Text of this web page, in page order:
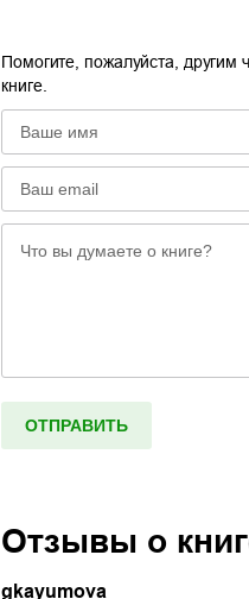
Помогите, пожалуйста, другим
книге.
Отзывы о
gkayumova